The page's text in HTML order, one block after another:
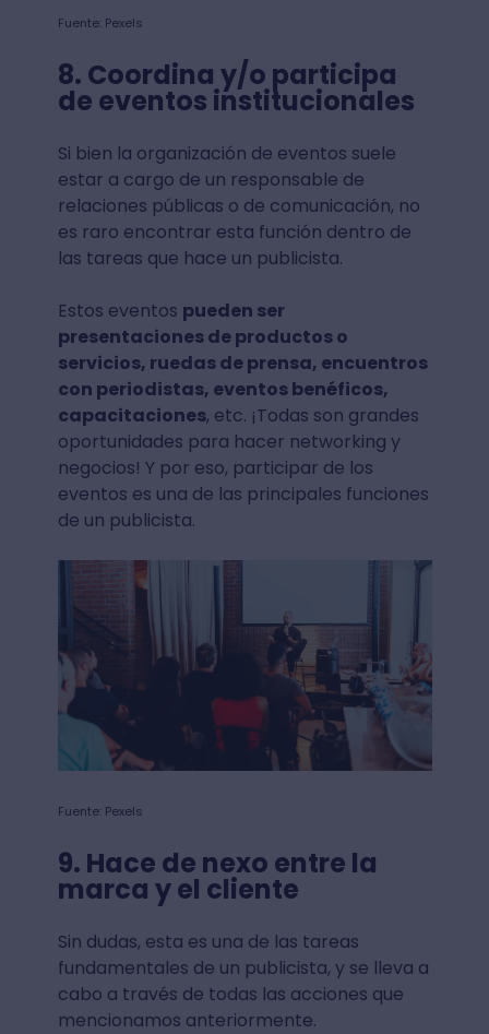
Fuente: Pexels
8. Coordina y/o participa
de eventos institucionales
Si bien la organización de eventos suele
estar a cargo de un responsable de
relaciones públicas o de comunicación, no
es raro encontrar esta función dentro de
las tareas que hace un publicista.
Estos eventos pueden ser
presentaciones de productos o
servicios, ruedas de prensa, encuentros
con periodistas, eventos benéficos,
capacitaciones, etc. ¡Todas son grandes
oportunidades para hacer networking y
negocios! Y por eso, participar de los
eventos es una de las principales funciones
de un publicista.
Fuente: Pexels
9. Hace de nexo entre la
marca y el cliente
Sin dudas, esta es una de las tareas
fundamentales de un publicista, y se lleva a
cabo a través de todas las acciones que
mencionamos anteriormente.